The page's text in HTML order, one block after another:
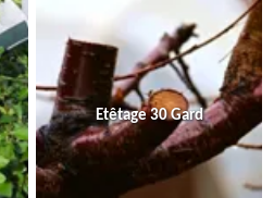
Etêtage 30 Gard